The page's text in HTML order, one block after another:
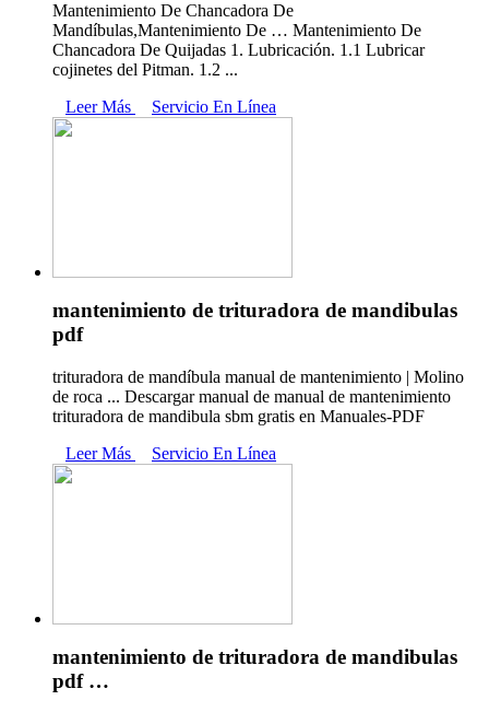
Mantenimiento De Chancadora De
Mandíbulas,Mantenimiento De … Mantenimiento De
Chancadora De Quijadas 1. Lubricación. 1.1 Lubricar
cojinetes del Pitman. 1.2 ...
Leer Más
Servicio En Línea
mantenimiento de trituradora de mandibulas
pdf
trituradora de mandíbula manual de mantenimiento | Molino
de roca ... Descargar manual de manual de mantenimiento
trituradora de mandibula sbm gratis en Manuales-PDF
Leer Más
Servicio En Línea
mantenimiento de trituradora de mandibulas
pdf …